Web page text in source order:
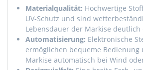
Materialqualität: Hochwertige
UV-Schutz und sind
Lebensdauer der Markise deutlich
Automatisierung: Elektronische
ermöglichen bequeme Bedienung
Markise automatisch bei Wind